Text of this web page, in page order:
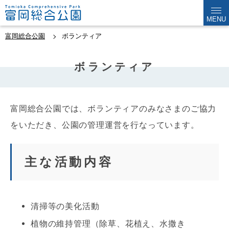
MENU
富岡総合公園 ボランティア
ボランティア
富岡総合公園では、ボランティアのみなさまのご協力
をいただき、公園の管理運営を行なっています。
主な活動内容
清掃等の美化活動
植物の維持管理（除草、花植え、水撒き